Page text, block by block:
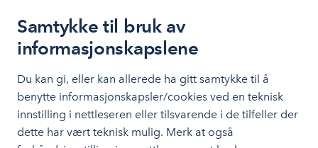
Samtykke til bruk av
informasjonskapslene
Du kan gi, eller kan allerede ha gitt samtykke til å
benytte informasjonskapsler/cookies ved en teknisk
innstilling i nettleseren eller tilsvarende i de tilfeller der
dette har vært teknisk mulig. Merk at også